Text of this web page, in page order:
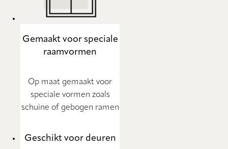
Gemaakt voor speciale
raamvormen
Op maat gemaakt voor
speciale vormen zoals
schuine of gebogen ramen
Geschikt voor deuren